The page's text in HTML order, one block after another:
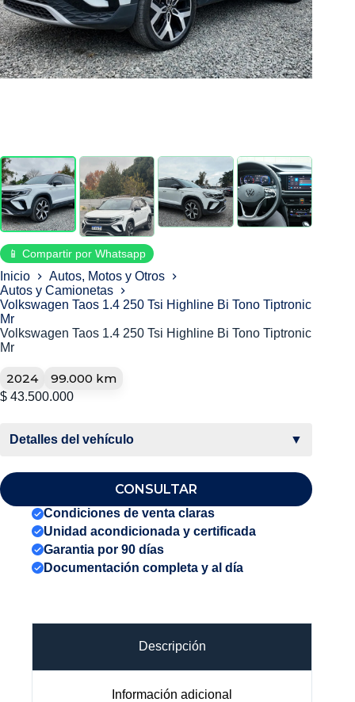
📱 Compartir por Whatsapp
Inicio
Autos, Motos y Otros
Autos y Camionetas
Volkswagen Taos 1.4 250 Tsi Highline Bi Tono Tiptronic
Mr
Volkswagen Taos 1.4 250 Tsi Highline Bi Tono Tiptronic
Mr
2024 99.000 km
$ 43.500.000
Detalles del vehículo ▼
CONSULTAR
Condiciones de venta claras
Unidad acondicionada y certificada
Garantia por 90 días
Documentación completa y al día
Descripción
Información adicional